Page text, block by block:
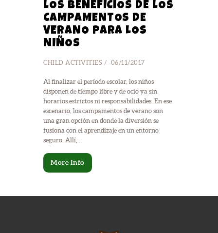
LOS BENEFICIOS DE LOS
CAMPAMENTOS DE
VERANO PARA LOS
NIÑOS
CHILD ACTIVITIES 06/11/2017
Al finalizar el período escolar, los niños
disponen de tiempo libre y de ocio ya sin
horarios estrictos ni responsabilidades. En ese
escenario, los campamentos de verano son
una gran opción en donde la diversión se
fusiona con el aprendizaje en un entorno
seguro. Allí,…
More Info